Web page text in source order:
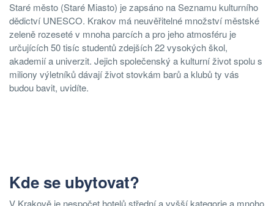
Staré město (Staré Miasto) je zapsáno na Seznamu kulturního
dědictví UNESCO. Krakov má neuvěřitelné množství městské
zeleně rozeseté v mnoha parcích a pro jeho atmosféru je
určujících 50 tisíc studentů zdejších 22 vysokých škol,
akademií a univerzit. Jejich společenský a kulturní život spolu s
miliony výletníků dávají život stovkám barů a klubů ty vás
budou bavit, uvidíte.
Kde se ubytovat?
V Krakově je nespočet hotelů střední a vyšší kategorie a mnoho